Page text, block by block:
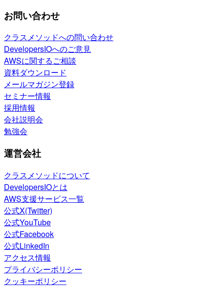
お問い合わせ
クラスメソッドへの問い合わせ
DevelopersIOへのご意見
AWSに関するご相談
資料ダウンロード
メールマガジン登録
セミナー情報
採用情報
会社説明会
勉強会
運営会社
クラスメソッドについて
DevelopersIOとは
AWS支援サービス一覧
公式X(Twitter)
公式YouTube
公式Facebook
公式LinkedIn
アクセス情報
プライバシーポリシー
クッキーポリシー